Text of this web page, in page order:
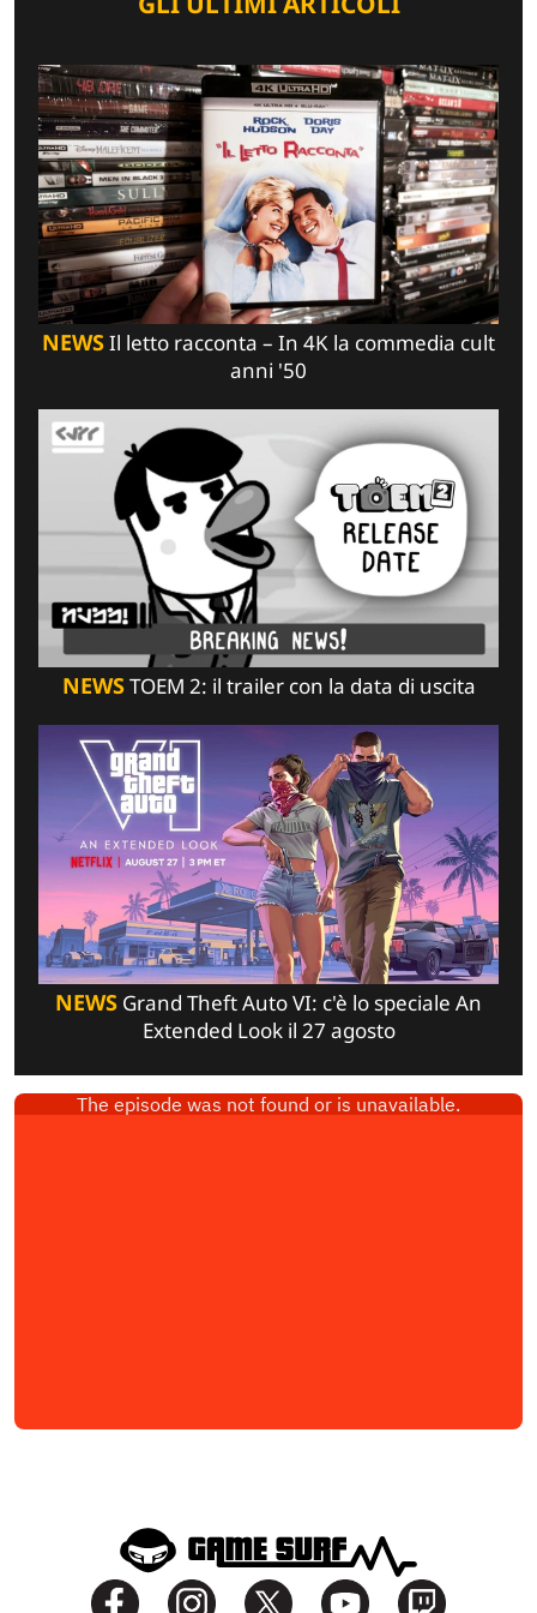
NEWSIl letto racconta – In 4K la commedia cult
anni '50
NEWSTOEM 2: il trailer con la data di uscita
NEWS Grand Theft Auto VI: c'è lo speciale An
Extended Look il 27 agosto